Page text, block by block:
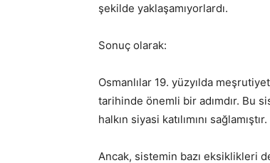
şekilde yaklaşamıyorlardı.
Sonuç olarak:
Osmanlılar 19. yüzyılda
tarihinde önemli bir adımdır. Bu
halkın siyasi katılımını sağlamıştır.
Ancak, sistemin bazı eksiklikleri